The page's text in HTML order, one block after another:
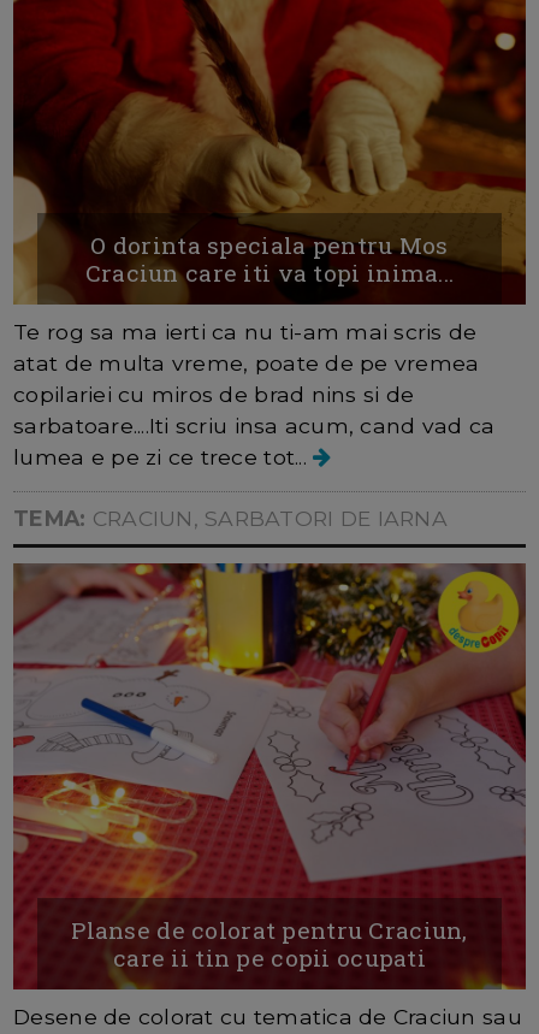
O dorinta speciala pentru Mos
Craciun care iti va topi inima...
Te rog sa ma ierti ca nu ti-am mai scris de
atat de multa vreme, poate de pe vremea
copilariei cu miros de brad nins si de
sarbatoare....Iti scriu insa acum, cand vad ca
lumea e pe zi ce trece tot...
TEMA: CRACIUN, SARBATORI DE IARNA
Planse de colorat pentru Craciun,
care ii tin pe copii ocupati
Desene de colorat cu tematica de Craciun sau